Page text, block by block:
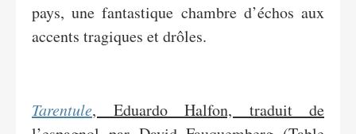
pays, une fantastique chambre d’échos aux
accents tragiques et drôles.
Tarentule, Eduardo Halfon, traduit de